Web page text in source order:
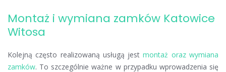
Montaż i wymiana zamków Katowice
Witosa
Kolejną często realizowaną usługą jestmontaż oraz wymiana
zamków. To szczególnie ważne w przypadku wprowadzenia się